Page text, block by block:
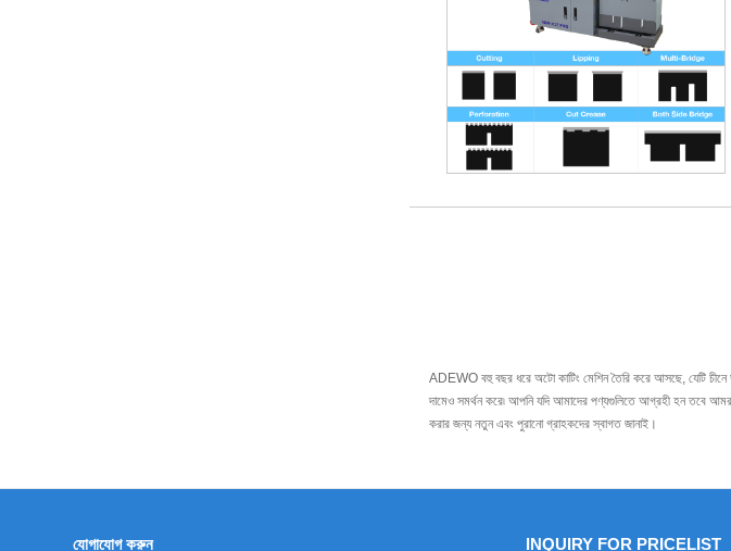
ADEWO বহু বছর ধরে অটো কাটিং মেশিন তৈরি করে আসছে, যেটি চীনে
দামেও সমর্থন করে৷ আপনি যদি আমাদের পণ্যগুলিতে আগ্রহী হন তবে
করার জন্য নতুন এবং পুরানো গ্রাহকদের স্বাগত জানাই।
যোগাযোগ করুন INQUIRY FOR PRICELIST